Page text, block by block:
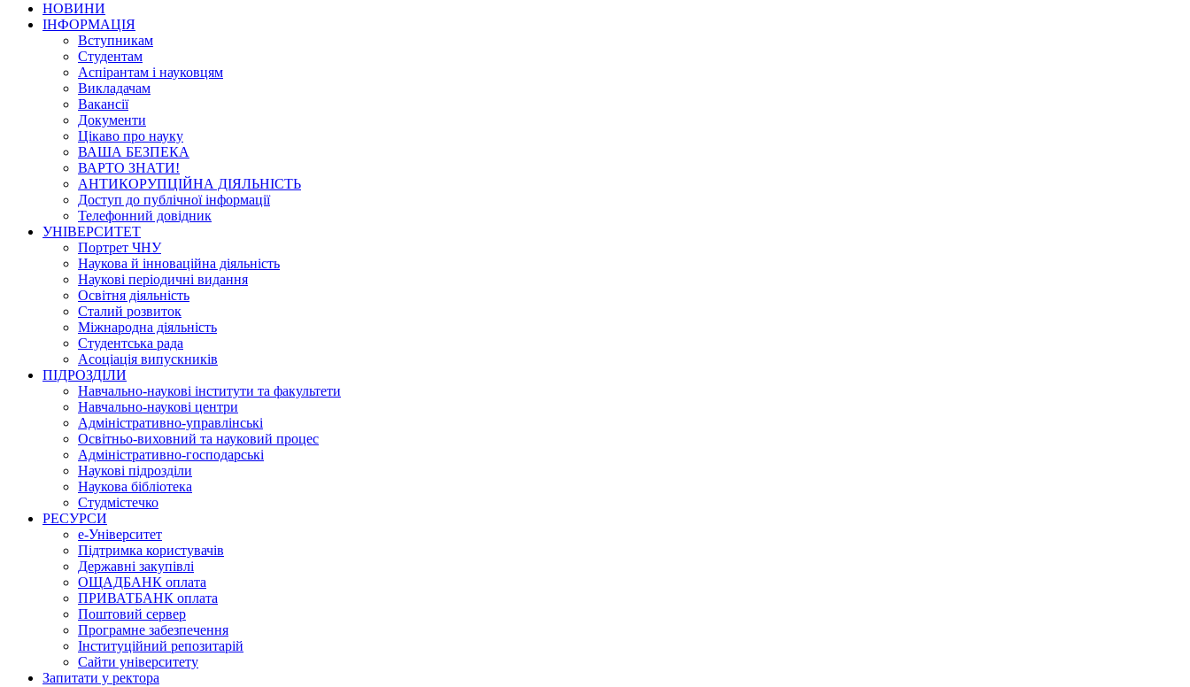
НОВИНИ
ІНФОРМАЦІЯ
Вступникам
Студентам
Аспірантам і науковцям
Викладачам
Вакансії
Документи
Цікаво про науку
ВАША БЕЗПЕКА
ВАРТО ЗНАТИ!
АНТИКОРУПЦІЙНА ДІЯЛЬНІСТЬ
Доступ до публічної інформації
Телефонний довідник
УНІВЕРСИТЕТ
Портрет ЧНУ
Наукова й інноваційна діяльність
Наукові періодичні видання
Освітня діяльність
Сталий розвиток
Міжнародна діяльність
Студентська рада
Асоціація випускників
ПІДРОЗДІЛИ
Навчально-наукові інститути та факультети
Навчально-наукові центри
Адміністративно-управлінські
Освітньо-виховний та науковий процес
Адміністративно-господарські
Наукові підрозділи
Наукова бібліотека
Студмістечко
РЕСУРСИ
е-Університет
Підтримка користувачів
Державні закупівлі
ОЩАДБАНК оплата
ПРИВАТБАНК оплата
Поштовий сервер
Програмне забезпечення
Інституційний репозитарій
Сайти університету
Запитати у ректора